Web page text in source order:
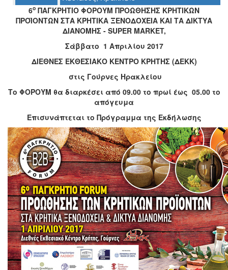
ΤΟΠΟΣ
ΠΟΛΙΤΙΣΜΟΣ
6ο ΠΑΓΚΡΗΤΙΟ ΦΟΡΟΥΜ ΠΡΟΩΘΗΣΗΣ ΚΡΗΤΙΚΩΝ
ΠΡΟΪΟΝΤΩΝ ΣΤΑ ΚΡΗΤΙΚΑ ΞΕΝΟΔΟΧΕΙΑ ΚΑΙ ΤΑ ΔΙΚΤΥΑ
ΔΙΑΝΟΜΗΣ - SUPER MARKET,
Σάββατο 1 Απριλίου 2017
ΔΙΕΘΝΕΣ ΕΚΘΕΣΙΑΚΟ ΚΕΝΤΡΟ ΚΡΗΤΗΣ (ΔΕΚΚ)
στις Γούρνες Ηρακλείου
Το ΦΟΡΟΥΜ θα διαρκέσει από 09.00 το πρωί έως 05.00 το
απόγευμα
Επισυνάπτεται το Πρόγραμμα της Εκδήλωσης